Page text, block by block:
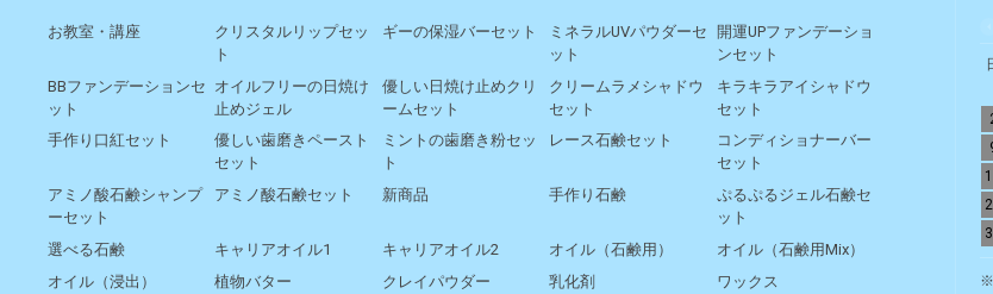
お教室・講座
クリスタルリップセッ
ト
ギーの保湿バーセット
ミネラルUVパウダーセ
ット
開運UPファンデーショ
ンセット
BBファンデーションセ
ット
オイルフリーの日焼け
止めジェル
優しい日焼け止めクリ
ームセット
クリームラメシャドウ
セット
キラキラアイシャドウ
セット
手作り口紅セット
優しい歯磨きペースト
セット
ミントの歯磨き粉セッ
ト
レース石鹸セット
コンディショナーバー
セット
アミノ酸石鹸シャンプ
ーセット
アミノ酸石鹸セット 新商品 手作り石鹸
ぷるぷるジェル石鹸セ
ット
選べる石鹸
キャリアオイル1 キャリアオイル2 オイル（石鹸用）
オイル（石鹸用Mix）
オイル（浸出）
植物バター クレイパウダー 乳化剤
ワックス
※